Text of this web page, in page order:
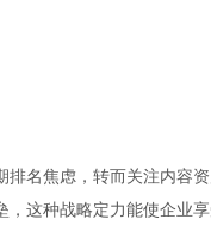
名焦虑，转而关注内容
这种战略定力能使企业享